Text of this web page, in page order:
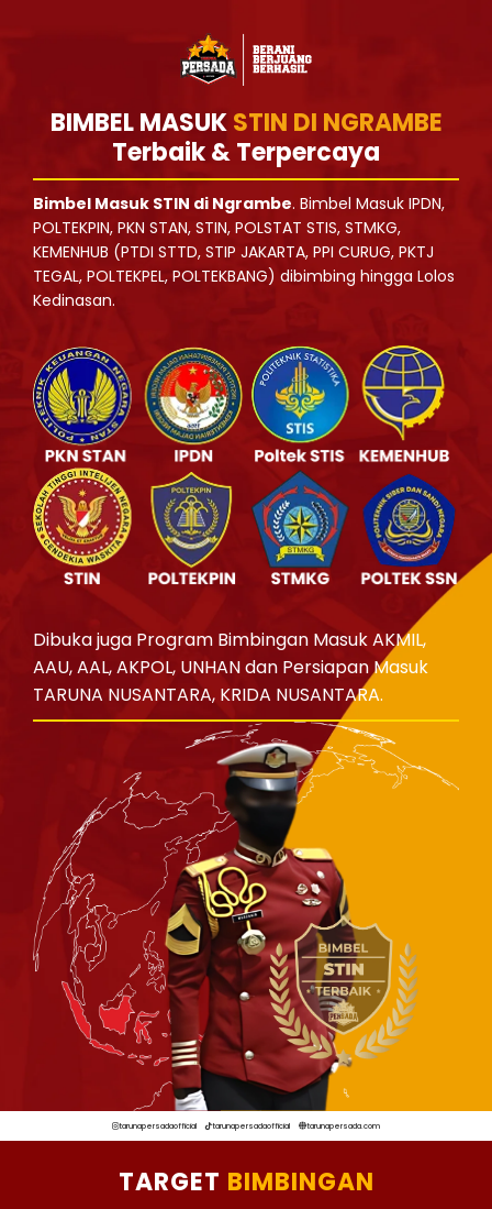
BIMBEL MASUKSTIN DI NGRAMBE
Terbaik & Terpercaya
Bimbel Masuk STIN di Ngrambe. Bimbel Masuk IPDN,
POLTEKPIN, PKN STAN, STIN, POLSTAT STIS, STMKG,
KEMENHUB (PTDI STTD, STIP JAKARTA, PPI CURUG, PKTJ
TEGAL, POLTEKPEL, POLTEKBANG) dibimbing hingga Lolos
Kedinasan.
Dibuka juga Program Bimbingan Masuk AKMIL,
AAU, AAL, AKPOL, UNHAN dan Persiapan Masuk
TARUNA NUSANTARA, KRIDA NUSANTARA.
tarunapersadaofficial tarunapersadaofficial tarunapersada.com
TARGET BIMBINGAN